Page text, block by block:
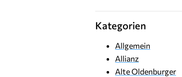
Kategorien
Allgemein
Allianz
Alte Oldenburger